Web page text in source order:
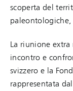
scoperta del
La riunione extra
incontro e
svizzero e la
rappresentata